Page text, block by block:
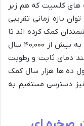
های کلسیت که هم زیر
بازه زمانی تقریبی
کمک کرده اند تا
برخی از نقاشی ها را با دقت شگفت انگیزی، به بیش از ۴۰,۰۰۰ سال
دمای ثابت و رطوبت
ده ها هزار سال کمک
دسترسی مستقیم به